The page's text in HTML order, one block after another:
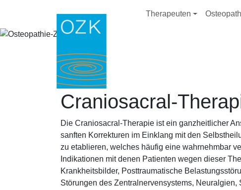
Therapeuten
Craniosacral-
Die Craniosacral-Therapie ist ein ganzheitlicher
sanften Korrekturen im Einklang mit den
zu etablieren, welches häufig eine wahrnehmbar
Indikationen mit denen Patienten wegen dieser
Krankheitsbilder, Posttraumatische
Störungen des Zentralnervensystems,